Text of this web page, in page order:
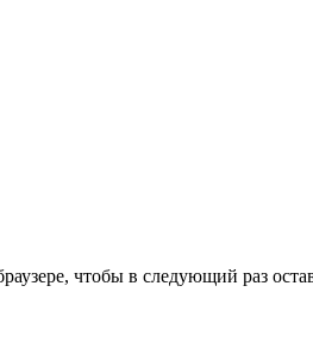
чтобы в следующий раз